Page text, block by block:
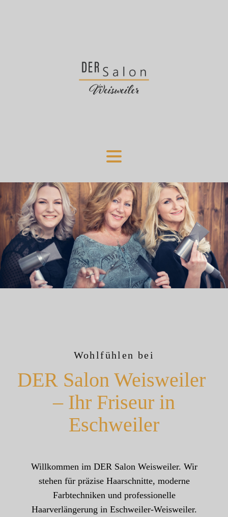
Wohlfühlen bei
DER Salon Weisweiler
– Ihr Friseur in
Eschweiler
Willkommen im DER Salon Weisweiler. Wir
stehen für präzise Haarschnitte, moderne
Farbtechniken und professionelle
Haarverlängerung in Eschweiler-Weisweiler.